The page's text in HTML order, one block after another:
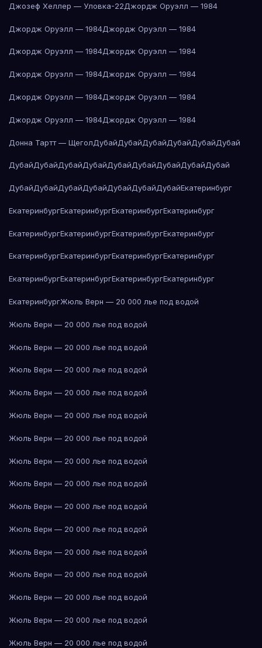
Джозеф Хеллер — Уловка-22Джордж Оруэлл — 1984
Джордж Оруэлл — 1984Джордж Оруэлл — 1984
Джордж Оруэлл — 1984Джордж Оруэлл — 1984
Джордж Оруэлл — 1984Джордж Оруэлл — 1984
Джордж Оруэлл — 1984Джордж Оруэлл — 1984
Джордж Оруэлл — 1984Джордж Оруэлл — 1984
Донна Тартт — ЩеголДубайДубайДубайДубайДубайДубай
ДубайДубайДубайДубайДубайДубайДубайДубайДубай
ДубайДубайДубайДубайДубайДубайДубайЕкатеринбург
ЕкатеринбургЕкатеринбургЕкатеринбургЕкатеринбург
ЕкатеринбургЕкатеринбургЕкатеринбургЕкатеринбург
ЕкатеринбургЕкатеринбургЕкатеринбургЕкатеринбург
ЕкатеринбургЕкатеринбургЕкатеринбургЕкатеринбург
ЕкатеринбургЖюль Верн — 20 000 лье под водой
Жюль Верн — 20 000 лье под водой
Жюль Верн — 20 000 лье под водой
Жюль Верн — 20 000 лье под водой
Жюль Верн — 20 000 лье под водой
Жюль Верн — 20 000 лье под водой
Жюль Верн — 20 000 лье под водой
Жюль Верн — 20 000 лье под водой
Жюль Верн — 20 000 лье под водой
Жюль Верн — 20 000 лье под водой
Жюль Верн — 20 000 лье под водой
Жюль Верн — 20 000 лье под водой
Жюль Верн — 20 000 лье под водой
Жюль Верн — 20 000 лье под водой
Жюль Верн — 20 000 лье под водой
Жюль Верн — 20 000 лье под водой